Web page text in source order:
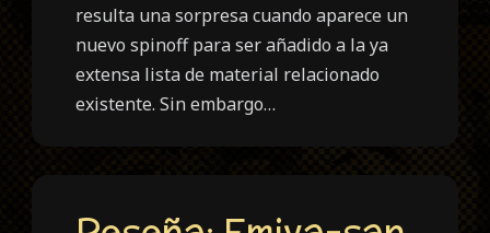
resulta una sorpresa cuando aparece un
nuevo spinoff para ser añadido a la ya
extensa lista de material relacionado
existente. Sin embargo…